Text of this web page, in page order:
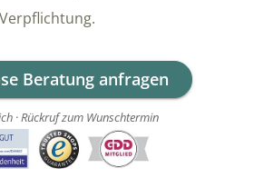
Beratung anfragen
· Rückruf zum Wunschtermin